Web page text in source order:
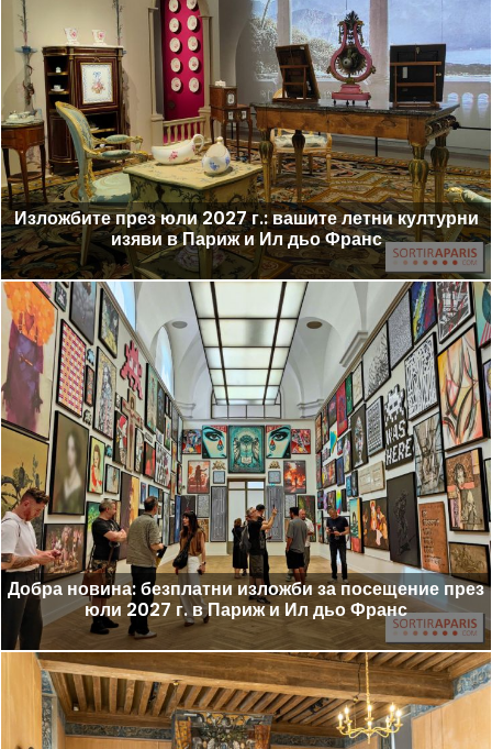
Изложбите през юли 2027 г.: вашите летни културни
изяви в Париж и Ил дьо Франс
Добра новина: безплатни изложби за посещение през
юли 2027 г. в Париж и Ил дьо Франс